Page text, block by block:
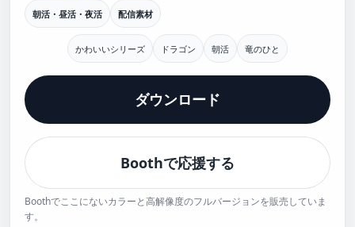
朝活・昼活・夜活 配信素材
かわいいシリーズ ドラゴン 朝活 竜のひと
ダウンロード
Boothで応援する
Boothでここにないカラーと高解像度のフルバージョンを販売していま
す。